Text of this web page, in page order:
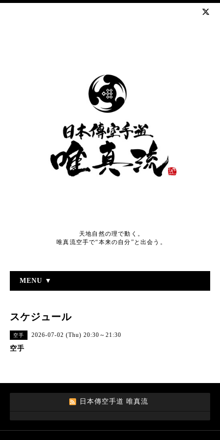
天地自然の理で動く。
唯真流空手で“本来の自分”と出会う。
MENU ▼
スケジュール
空手 2026-07-02 (Thu) 20:30～21:30
空手
日本傳空手道 唯真流